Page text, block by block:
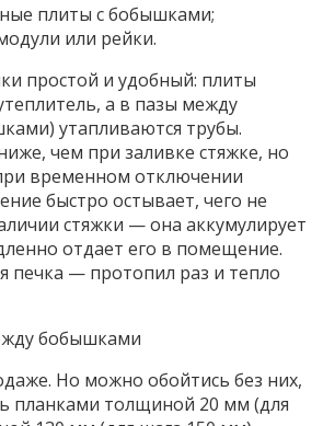
плиты с бобышками;
или рейки.
простой и удобный: плиты
а в пазы между
утапливаются трубы.
чем при заливке стяжке, но
временном отключении
быстро остывает, чего не
стяжки — она аккумулирует
отдает его в помещение.
печка — протопил раз и тепло
Но можно обойтись без них,
планками толщиной 20 мм (для